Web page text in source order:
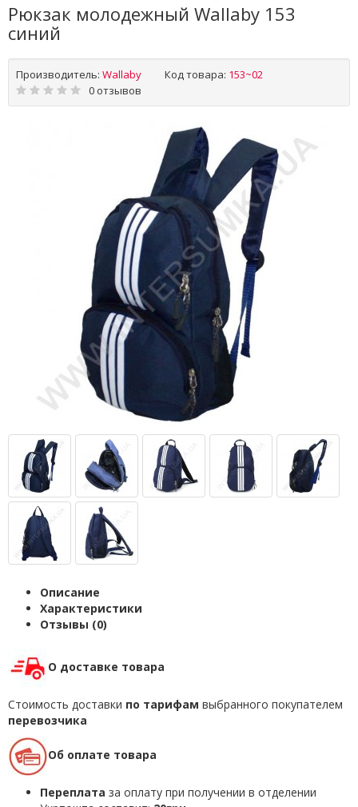
Рюкзак молодежный Wallaby 153
синий
Производитель: Wallaby Код товара: 153~02
0 отзывов
Описание
Характеристики
Отзывы (0)
О доставке товара
Стоимость доставки по тарифам выбранного покупателем
перевозчика
Об оплате товара
Переплата за оплату при получении в отделении